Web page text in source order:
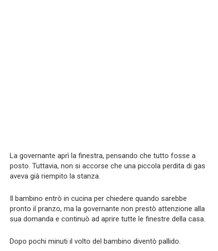
La governante aprì la finestra, pensando che tutto fosse a
posto. Tuttavia, non si accorse che una piccola perdita di gas
aveva già riempito la stanza.
Il bambino entrò in cucina per chiedere quando sarebbe
pronto il pranzo, ma la governante non prestò attenzione alla
sua domanda e continuò ad aprire tutte le finestre della casa.
Dopo pochi minuti il volto del bambino diventò pallido.